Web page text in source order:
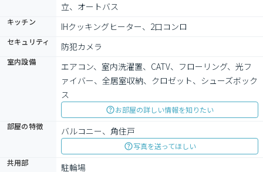
立、オートバス
キッチン IHクッキングヒーター、2口コンロ
セキュリティ 防犯カメラ
室内設備
エアコン、室内洗濯置、CATV、フローリング、光フ
ァイバー、全居室収納、クロゼット、シューズボック
ス
お部屋の詳しい情報を知りたい
部屋の特徴
バルコニー、角住戸
写真を送ってほしい
共用部
駐輪場